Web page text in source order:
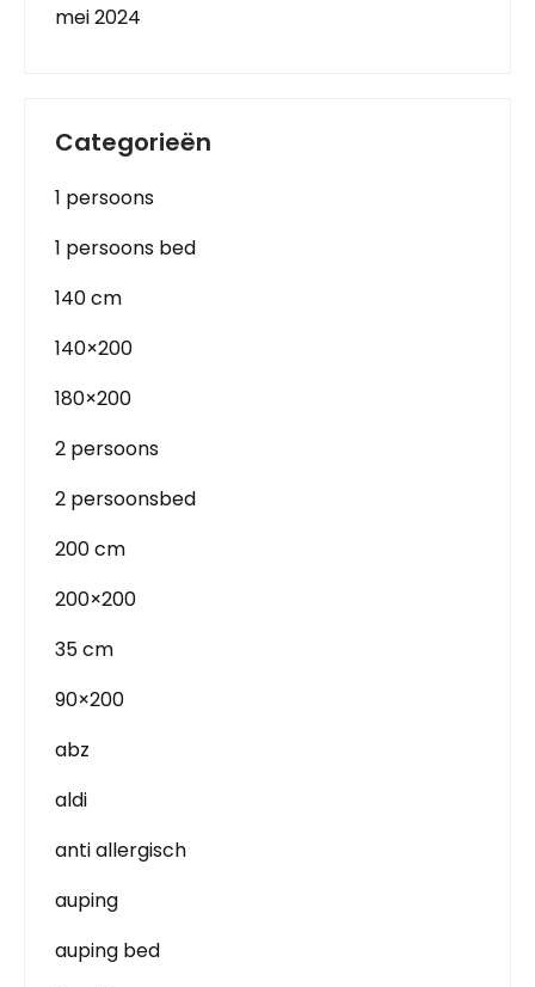
mei 2024
Categorieën
1 persoons
1 persoons bed
140 cm
140×200
180×200
2 persoons
2 persoonsbed
200 cm
200×200
35 cm
90×200
abz
aldi
anti allergisch
auping
auping bed